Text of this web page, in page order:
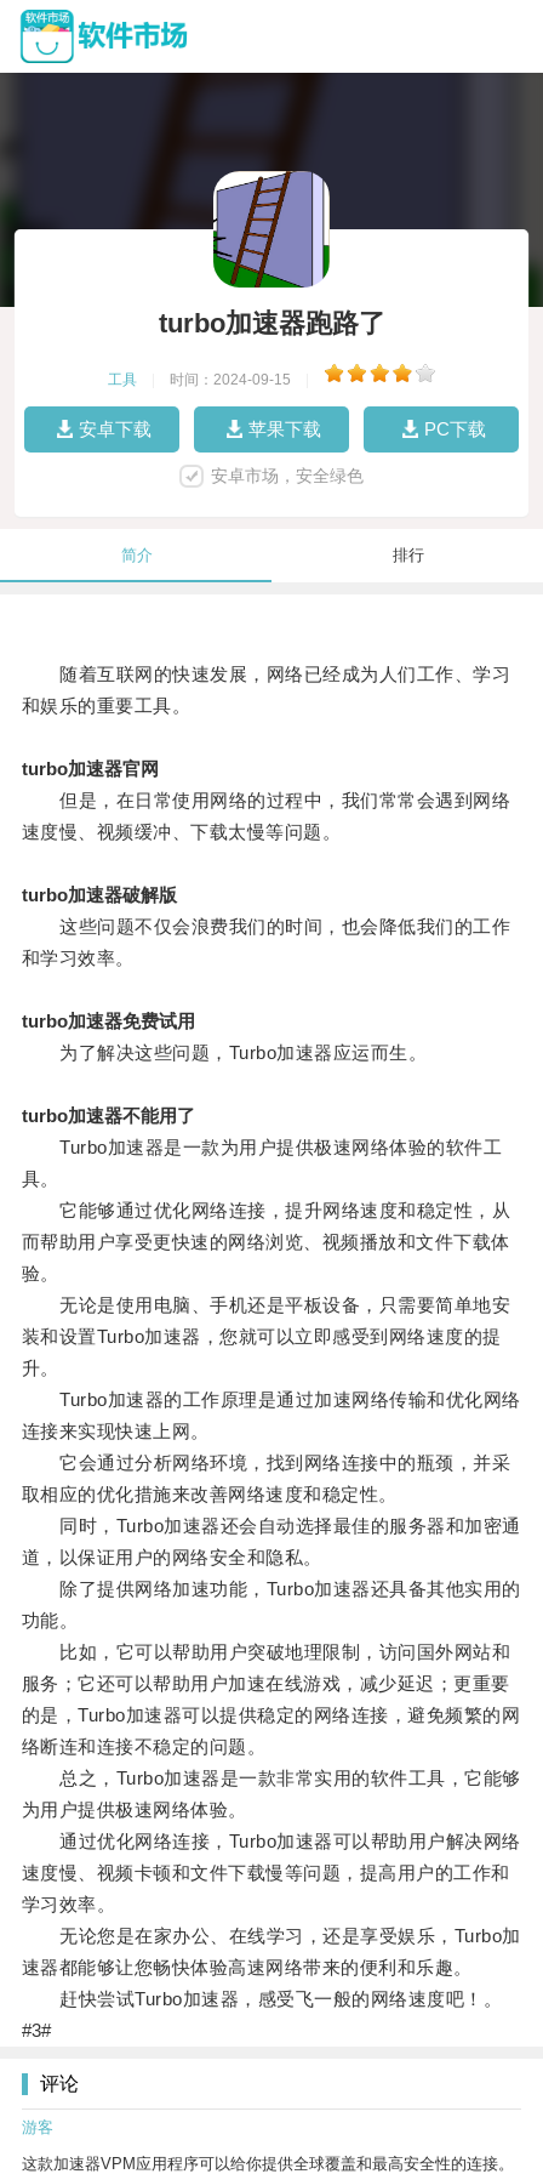
turbo加速器跑路了
工具 时间：2024-09-15
安卓下载 苹果下载 PC下载
安卓市场，安全绿色
简介 排行
随着互联网的快速发展，网络已经成为人们工作、学习
和娱乐的重要工具。
turbo加速器官网
但是，在日常使用网络的过程中，我们常常会遇到网络
速度慢、视频缓冲、下载太慢等问题。
turbo加速器破解版
这些问题不仅会浪费我们的时间，也会降低我们的工作
和学习效率。
turbo加速器免费试用
为了解决这些问题，Turbo加速器应运而生。
turbo加速器不能用了
Turbo加速器是一款为用户提供极速网络体验的软件工
具。
它能够通过优化网络连接，提升网络速度和稳定性，从
而帮助用户享受更快速的网络浏览、视频播放和文件下载体
验。
无论是使用电脑、手机还是平板设备，只需要简单地安
装和设置Turbo加速器，您就可以立即感受到网络速度的提
升。
Turbo加速器的工作原理是通过加速网络传输和优化网络
连接来实现快速上网。
它会通过分析网络环境，找到网络连接中的瓶颈，并采
取相应的优化措施来改善网络速度和稳定性。
同时，Turbo加速器还会自动选择最佳的服务器和加密通
道，以保证用户的网络安全和隐私。
除了提供网络加速功能，Turbo加速器还具备其他实用的
功能。
比如，它可以帮助用户突破地理限制，访问国外网站和
服务；它还可以帮助用户加速在线游戏，减少延迟；更重要
的是，Turbo加速器可以提供稳定的网络连接，避免频繁的网
络断连和连接不稳定的问题。
总之，Turbo加速器是一款非常实用的软件工具，它能够
为用户提供极速网络体验。
通过优化网络连接，Turbo加速器可以帮助用户解决网络
速度慢、视频卡顿和文件下载慢等问题，提高用户的工作和
学习效率。
无论您是在家办公、在线学习，还是享受娱乐，Turbo加
速器都能够让您畅快体验高速网络带来的便利和乐趣。
赶快尝试Turbo加速器，感受飞一般的网络速度吧！。
#3#
评论
游客
这款加速器VPM应用程序可以给你提供全球覆盖和最高安全性的连接。